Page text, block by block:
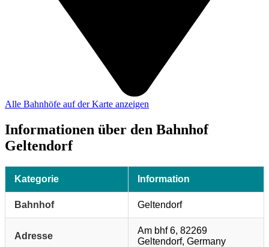
Alle Bahnhöfe auf der Karte anzeigen
Informationen über den Bahnhof
Geltendorf
Kategorie Information
Bahnhof Geltendorf
Adresse
Am bhf 6, 82269
Geltendorf, Germany